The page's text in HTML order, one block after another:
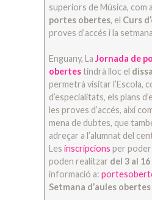
superiors de Música, com
portes obertes, el Curs
proves d’accés i la
Enguany, LaJornada de
obertestindrà lloc el
permetrà visitar l’Escola,
d’especialitats, els plans
les proves d’accés, així
mena de dubtes, que
adreçar a l’alumnat del
Lesinscripcions per
poden realitzar del 3 al
informació a:
Setmana d’aules obertes